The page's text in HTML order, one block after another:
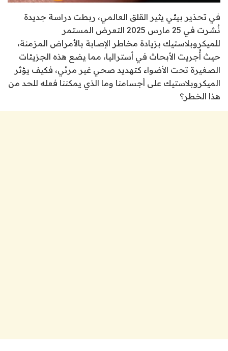
في تحذير بيئي يثير القلق العالمي، ربطت دراسة جديدة
نُشرت في 25 مارس 2025 التعرض المستمر
للميكروبلاستيك بزيادة مخاطر الإصابة بالأمراض المزمنة،
حيث أُجريت الأبحاث في أستراليا، مما يضع هذه الجزيئات
الصغيرة تحت الأضواء كتهديد صحي غير مرئي، فكيف يؤثر
الميكروبلاستيك على أجسامنا وما الذي يمكننا فعله للحد من
هذا الخطر؟